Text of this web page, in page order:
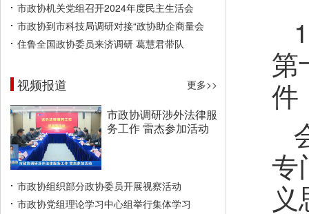
市政协机关党组召开2024年度民主生活会
市政协到市科技局调研对接“政协助企商量会
住鲁全国政协委员来济调研 葛慧君带队
视频报道 更多>>
市政协调研涉外法律服
务工作 雷杰参加活动
市政协组织部分政协委员开展视察活动
市政协党组理论学习中心组举行集体学习
第
件
专